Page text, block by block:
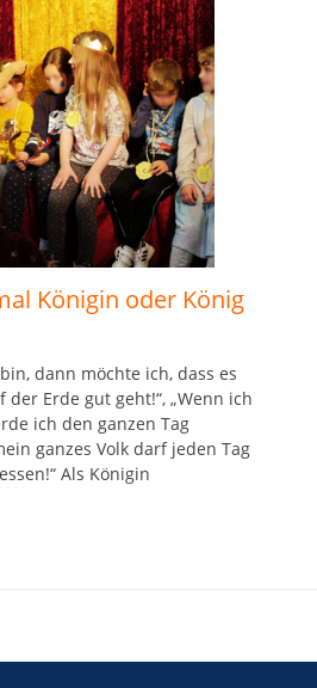
Königin oder König
dann möchte ich, dass es
Erde gut geht!“, „Wenn ich
ich den ganzen Tag
ganzes Volk darf jeden Tag
Als Königin